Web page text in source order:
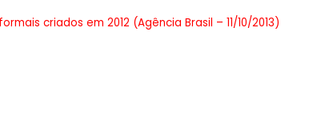
criados em 2012 (Agência Brasil – 11/10/2013)